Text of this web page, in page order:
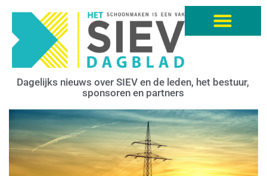
Dagelijks nieuws over SIEV en de leden, het bestuur,
sponsoren en partners